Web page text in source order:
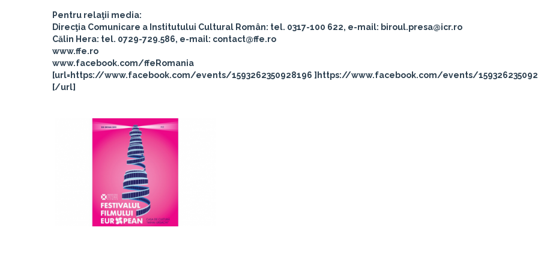
Pentru relaţii media:
Direcţia Comunicare a Institutului Cultural Român: tel. 0317-100 622, e-mail: biroul.presa@icr.ro
Călin Hera: tel. 0729-729.586, e-mail: contact@ffe.ro
www.ffe.ro
www.facebook.com/ffeRomania
[url=https://www.facebook.com/events/1593262350928196 ]https://www.facebook.com/events/
[/url]